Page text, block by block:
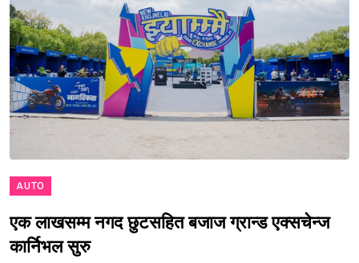
AUTO
एक लाखसम्म नगद छुटसहित बजाज ग्रान्ड एक्सचेन्ज
कार्निभल सुरु